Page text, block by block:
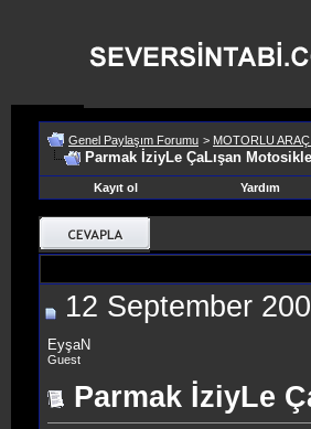
Genel Paylaşım Forumu > MOTORLU
Parmak İziyLe ÇaLışan
Kayıt ol Yardım
12 September
EyşaN
Guest
Parmak İziyLe